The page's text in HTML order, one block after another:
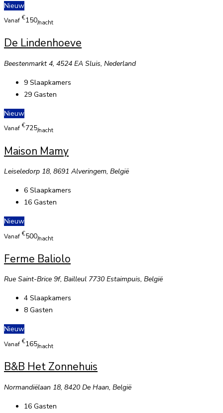
Nieuw
Vanaf €150/nacht
De Lindenhoeve
Beestenmarkt 4, 4524 EA Sluis, Nederland
9 Slaapkamers
29 Gasten
Nieuw
Vanaf €725/nacht
Maison Mamy
Leiseledorp 18, 8691 Alveringem, België
6 Slaapkamers
16 Gasten
Nieuw
Vanaf €500/nacht
Ferme Baliolo
Rue Saint-Brice 9f, Bailleul 7730 Estaimpuis, België
4 Slaapkamers
8 Gasten
Nieuw
Vanaf €165/nacht
B&B Het Zonnehuis
Normandiëlaan 18, 8420 De Haan, België
16 Gasten